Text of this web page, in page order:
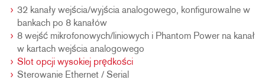
32 kanały wejścia/wyjścia analogowego, konfigurowalne w
bankach po 8 kanałów
8 wejść mikrofonowych/liniowych i Phantom Power na kanał
w kartach wejścia analogowego
Slot opcji wysokiej prędkości
Sterowanie Ethernet / Serial